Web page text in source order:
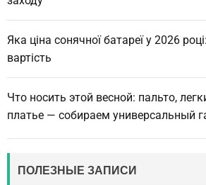
Яка ціна сонячної батареї у 2026
вартість
Что носить этой весной: пальто,
платье — собираем универсальный
ПОЛЕЗНЫЕ ЗАПИСИ